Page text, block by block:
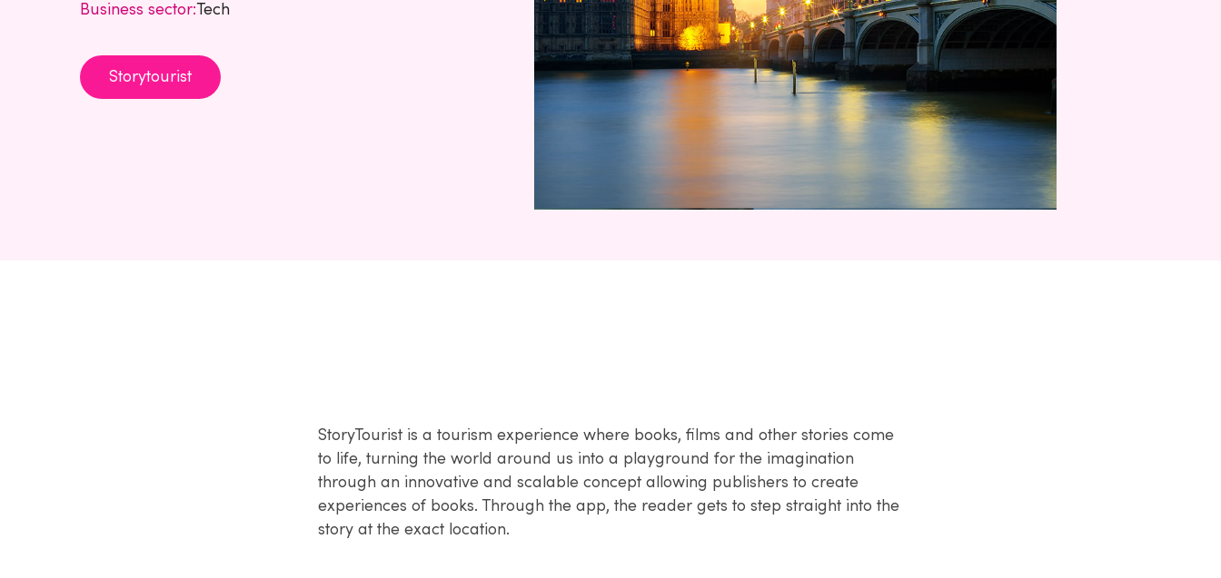
Business sector:Tech
Storytourist
StoryTourist is a tourism experience where books, films and other stories come
to life, turning the world around us into a playground for the imagination
through an innovative and scalable concept allowing publishers to create
experiences of books. Through the app, the reader gets to step straight into the
story at the exact location.